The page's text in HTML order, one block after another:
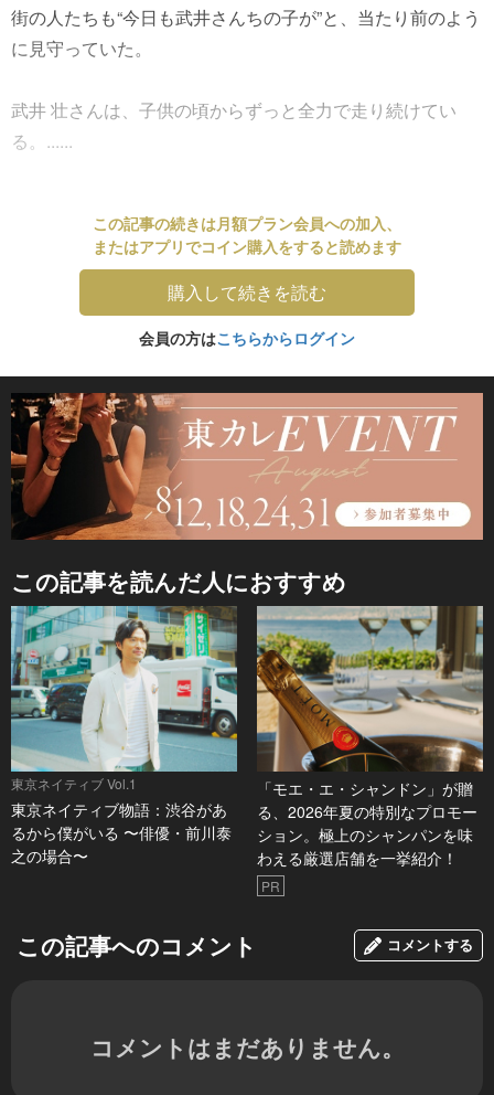
街の人たちも“今日も武井さんちの子が”と、当たり前のよう
に見守っていた。
武井 壮さんは、子供の頃からずっと全力で走り続けてい
る。......
この記事の続きは月額プラン会員への加入、
またはアプリでコイン購入をすると読めます
購入して続きを読む
会員の方はこちらからログイン
この記事を読んだ人におすすめ
東京ネイティブ Vol.1
東京ネイティブ物語：渋谷があ
るから僕がいる 〜俳優・前川泰
之の場合〜
「モエ・エ・シャンドン」が贈
る、2026年夏の特別なプロモー
ション。極上のシャンパンを味
わえる厳選店舗を一挙紹介！
PR
この記事へのコメント コメントする
コメントはまだありません。